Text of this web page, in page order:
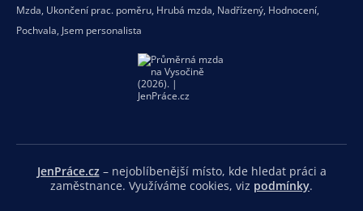
Mzda, Ukončení prac. poměru, Hrubá mzda, Nadřízený, Hodnocení,
Pochvala, Jsem personalista
JenPráce.cz– nejoblíbenější místo, kde hledat práci a
zaměstnance. Využíváme cookies, viz podmínky.